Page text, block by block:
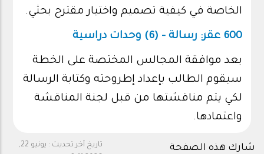
الخاصة في كيفية تصميم واختيار مقترح بحثي.
600 عقر: رسالة - (6) وحدات دراسية
بعد موافقة المجالس المختصة على الخطة
سيقوم الطالب بإعداد إطروحته وكتابة الرسالة
لكي يتم مناقشتها من قبل لجنة المناقشة
واعتمادها.
تاريخ آخر تحديث : يونيو 22, شارك هذه الصفحة